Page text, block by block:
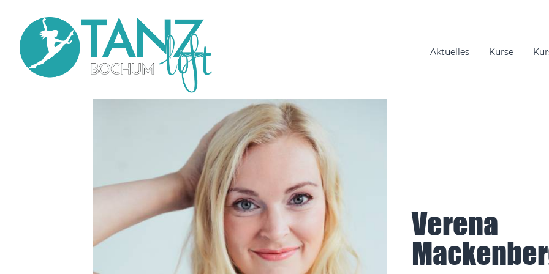
Inhalt
navigation
Aktuelles Kurse
Verena